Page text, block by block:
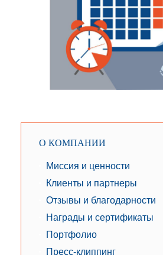
О КОМПАНИИ
Миссия и ценности
Клиенты и партнеры
Отзывы и благодарности
Награды и сертификаты
Портфолио
Пресс-клиппинг